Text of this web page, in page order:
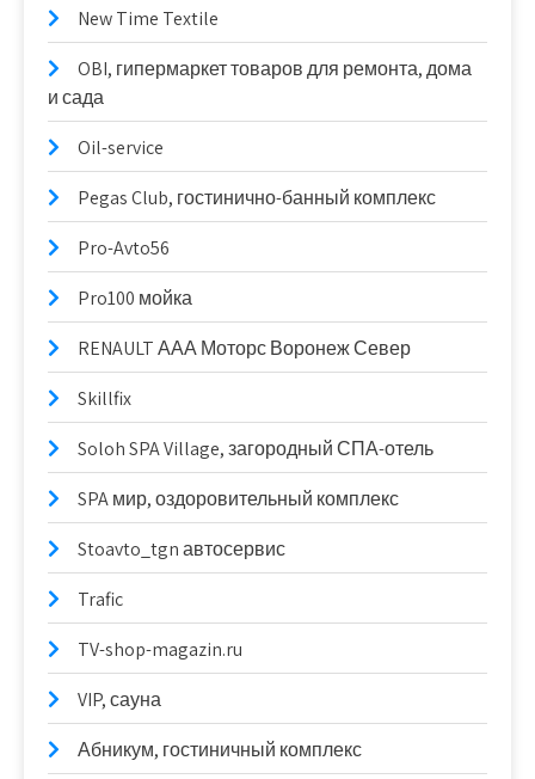
New Time Textile
OBI, гипермаркет товаров для ремонта, дома
и сада
Oil-service
Pegas Club, гостинично-банный комплекс
Pro-Avto56
Pro100 мойка
RENAULT ААА Моторс Воронеж Север
Skillfix
Soloh SPA Village, загородный СПА-отель
SPA мир, оздоровительный комплекс
Stoavto_tgn автосервис
Trafic
TV-shop-magazin.ru
VIP, сауна
Абникум, гостиничный комплекс